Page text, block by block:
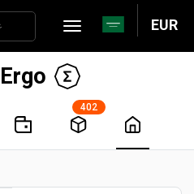
EUR
Ergo مجمع
402